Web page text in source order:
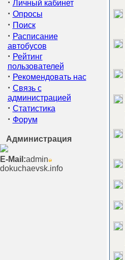
· Личный кабинет
· Опросы
· Поиск
· Расписание
автобусов
· Рейтинг
пользователей
· Рекомендовать нас
· Связь с
администрацией
· Статистика
· Форум
Администрация
E-Mail:admin
dokuchaevsk.info